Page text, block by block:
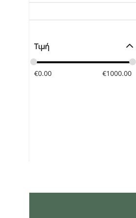
Τιμή
€0.00 €1000.00